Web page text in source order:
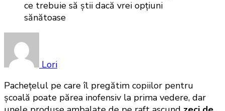
Lori
Pachețelul pe care îl pregătim copiilor pentru
școală poate părea inofensiv la prima vedere, dar